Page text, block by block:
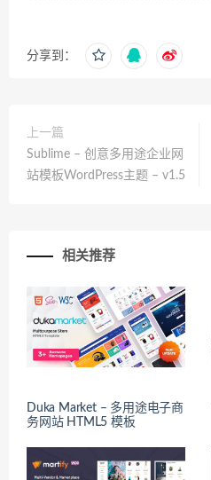
分享到：
上一篇
Sublime – 创意多用途企业网
站模板WordPress主题 – v1.5
相关推荐
Duka Market – 多用途电子商
务网站 HTML5 模板